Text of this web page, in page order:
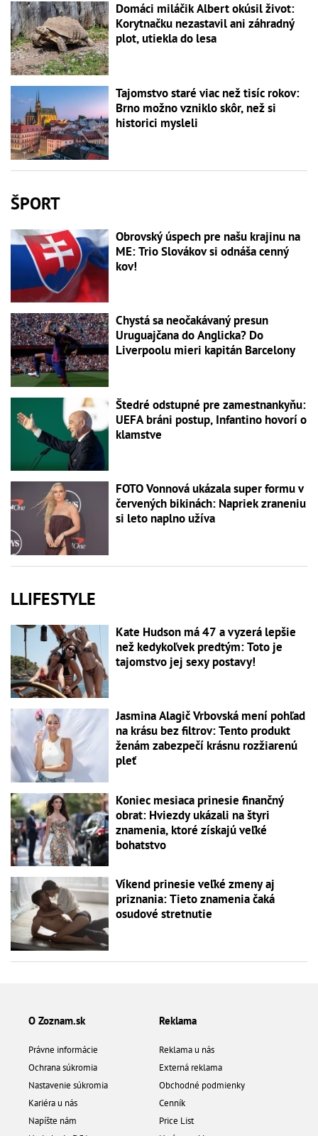
Domáci miláčik Albert okúsil život:
Korytnačku nezastavil ani záhradný
plot, utiekla do lesa
Tajomstvo staré viac než tisíc rokov:
Brno možno vzniklo skôr, než si
historici mysleli
ŠPORT
Obrovský úspech pre našu krajinu na
ME: Trio Slovákov si odnáša cenný
kov!
Chystá sa neočakávaný presun
Uruguajčana do Anglicka? Do
Liverpoolu mieri kapitán Barcelony
Štedré odstupné pre zamestnankyňu:
UEFA bráni postup, Infantino hovorí o
klamstve
FOTO Vonnová ukázala super formu v
červených bikinách: Napriek zraneniu
si leto naplno užíva
LLIFESTYLE
Kate Hudson má 47 a vyzerá lepšie
než kedykoľvek predtým: Toto je
tajomstvo jej sexy postavy!
Jasmina Alagič Vrbovská mení pohľad
na krásu bez filtrov: Tento produkt
ženám zabezpečí krásnu rozžiarenú
pleť
Koniec mesiaca prinesie finančný
obrat: Hviezdy ukázali na štyri
znamenia, ktoré získajú veľké
bohatstvo
Víkend prinesie veľké zmeny aj
priznania: Tieto znamenia čaká
osudové stretnutie
O Zoznam.sk
Právne informácie
Ochrana súkromia
Nastavenie súkromia
Kariéra u nás
Napíšte nám
Reklama
Reklama u nás
Externá reklama
Obchodné podmienky
Cenník
Price List